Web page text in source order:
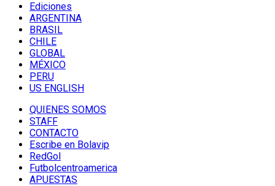
Ediciones
ARGENTINA
BRASIL
CHILE
GLOBAL
MÉXICO
PERU
US ENGLISH
QUIENES SOMOS
STAFF
CONTACTO
Escribe en Bolavip
RedGol
Futbolcentroamerica
APUESTAS